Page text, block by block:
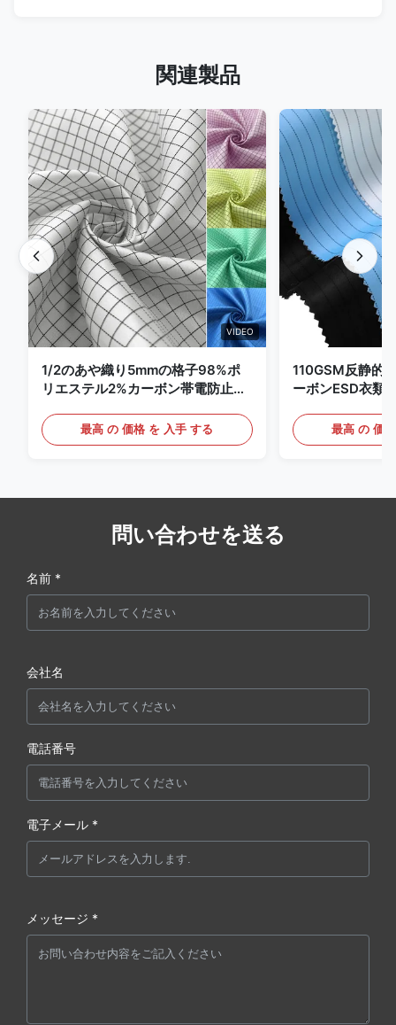
関連製品
VIDEO
1/2のあや織り5mmの格子98%ポ
リエステル2%カーボン帯電防止衣
最高 の 価格 を 入手 する
110GSM反静的
ーボンESD衣類
最高 の 価
問い合わせを送る
名前 *
会社名
電話番号
電子メール *
メッセージ *